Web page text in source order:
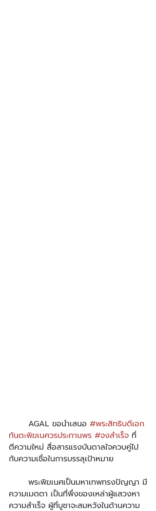
	AGAL ขอนำเสนอ
#พระสิทธิบดีเอก
ทันตะพิฆเนศวรประทานพร #จงสำเร็จ ที่
ตีความใหม่ สื่อสารแรงบันดาลใจควบคู่ไป
กับความเชื่อในการบรรลุเป้าหมาย
ความเมตตา เป็นที่พึ่งของเหล่าผู้แสวงหา
ความสำเร็จ ผู้ที่บูชาจะสมหวังในด้านความ